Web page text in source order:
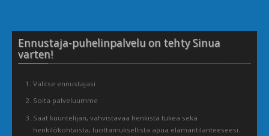
Ennustaja-puhelinpalvelu on tehty Sinua
varten!
Valitse ennustajasi
Soita palveluumme
Saat kuuntelijan, vahvistavaa henkistä tukea sekä
henkilökohtaista, luottamuksellista apua elämäntilanteeseesi.